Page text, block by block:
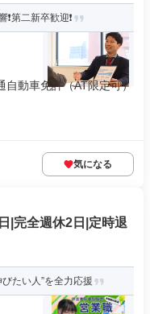
第二新卒歓迎❗
動車免許（AT限定可）
気になる
|完全週休2日|定時退
たい人”を全力応援